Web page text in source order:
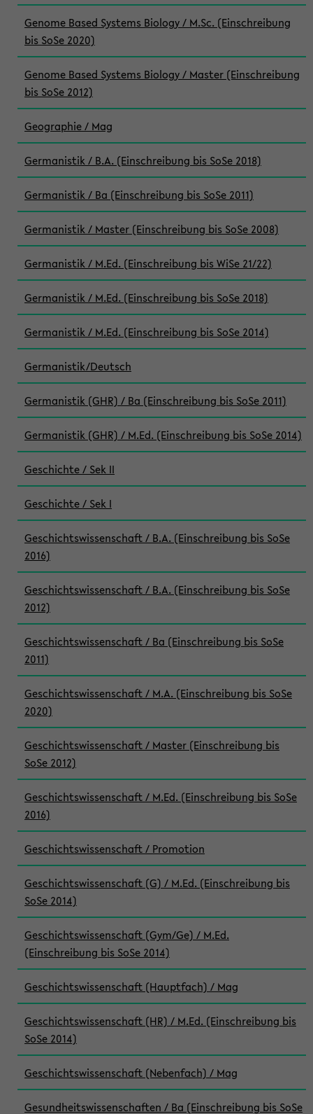
Genome Based Systems Biology / M.Sc. (Einschreibung
bis SoSe 2020)
Genome Based Systems Biology / Master (Einschreibung
bis SoSe 2012)
Geographie / Mag
Germanistik / B.A. (Einschreibung bis SoSe 2018)
Germanistik / Ba (Einschreibung bis SoSe 2011)
Germanistik / Master (Einschreibung bis SoSe 2008)
Germanistik / M.Ed. (Einschreibung bis WiSe 21/22)
Germanistik / M.Ed. (Einschreibung bis SoSe 2018)
Germanistik / M.Ed. (Einschreibung bis SoSe 2014)
Germanistik/Deutsch
Germanistik (GHR) / Ba (Einschreibung bis SoSe 2011)
Germanistik (GHR) / M.Ed. (Einschreibung bis SoSe 2014)
Geschichte / Sek II
Geschichte / Sek I
Geschichtswissenschaft / B.A. (Einschreibung bis SoSe
2016)
Geschichtswissenschaft / B.A. (Einschreibung bis SoSe
2012)
Geschichtswissenschaft / Ba (Einschreibung bis SoSe
2011)
Geschichtswissenschaft / M.A. (Einschreibung bis SoSe
2020)
Geschichtswissenschaft / Master (Einschreibung bis
SoSe 2012)
Geschichtswissenschaft / M.Ed. (Einschreibung bis SoSe
2016)
Geschichtswissenschaft / Promotion
Geschichtswissenschaft (G) / M.Ed. (Einschreibung bis
SoSe 2014)
Geschichtswissenschaft (Gym/Ge) / M.Ed.
(Einschreibung bis SoSe 2014)
Geschichtswissenschaft (Hauptfach) / Mag
Geschichtswissenschaft (HR) / M.Ed. (Einschreibung bis
SoSe 2014)
Geschichtswissenschaft (Nebenfach) / Mag
Gesundheitswissenschaften / Ba (Einschreibung bis SoSe